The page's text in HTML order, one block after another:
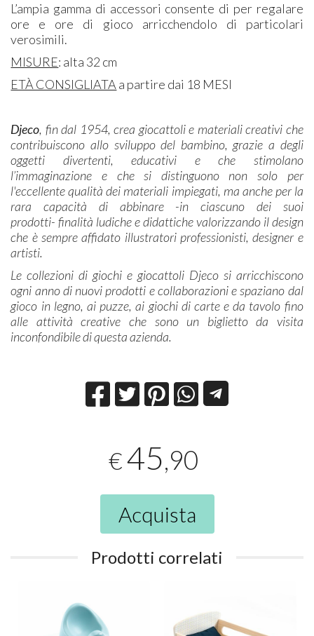
L’ampia gamma di accessori consente di per regalare
ore e ore di gioco arricchendolo di particolari
verosimili.
MISURE: alta 32 cm
ETÀ CONSIGLIATAa partire dai 18 MESI
Djeco, fin dal 1954, crea giocattoli e materiali creativi che
contribuiscono allo sviluppo del bambino, grazie a degli
oggetti divertenti, educativi e che stimolano
l’immaginazione e che si distinguono non solo per
l'eccellente qualità dei materiali impiegati, ma anche per la
rara capacità di abbinare -in ciascuno dei suoi
prodotti- finalità ludiche e didattiche valorizzando il design
che è sempre affidato illustratori professionisti, designer e
artisti.
Le collezioni di giochi e giocattoli Djeco si arricchiscono
ogni anno di nuovi prodotti e collaborazioni e spaziano dal
gioco in legno, ai puzze, ai giochi di carte e da tavolo fino
alle attività creative che sono un biglietto da visita
inconfondibile di questa azienda.
€45,90
Acquista
Prodotti correlati